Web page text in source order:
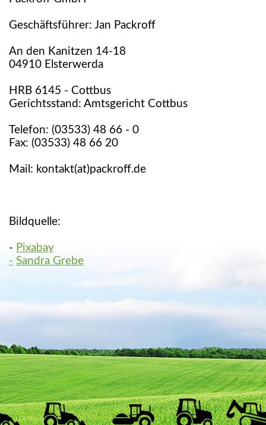
Geschäftsführer: Jan Packroff
An den Kanitzen 14-18
04910 Elsterwerda
HRB 6145 - Cottbus
Gerichtsstand: Amtsgericht Cottbus
Telefon: (03533) 48 66 - 0
Fax: (03533) 48 66 20
Mail: kontakt(at)packroff.de
Bildquelle:
- Pixabay
- Sandra Grebe